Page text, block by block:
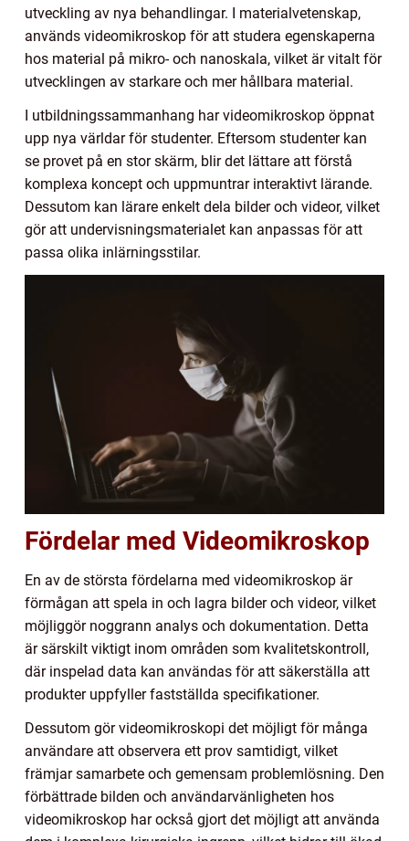
utveckling av nya behandlingar. I materialvetenskap,
används videomikroskop för att studera egenskaperna
hos material på mikro- och nanoskala, vilket är vitalt för
utvecklingen av starkare och mer hållbara material.
I utbildningssammanhang har videomikroskop öppnat
upp nya världar för studenter. Eftersom studenter kan
se provet på en stor skärm, blir det lättare att förstå
komplexa koncept och uppmuntrar interaktivt lärande.
Dessutom kan lärare enkelt dela bilder och videor, vilket
gör att undervisningsmaterialet kan anpassas för att
passa olika inlärningsstilar.
Fördelar med Videomikroskop
En av de största fördelarna med videomikroskop är
förmågan att spela in och lagra bilder och videor, vilket
möjliggör noggrann analys och dokumentation. Detta
är särskilt viktigt inom områden som kvalitetskontroll,
där inspelad data kan användas för att säkerställa att
produkter uppfyller fastställda specifikationer.
Dessutom gör videomikroskopi det möjligt för många
användare att observera ett prov samtidigt, vilket
främjar samarbete och gemensam problemlösning. Den
förbättrade bilden och användarvänligheten hos
videomikroskop har också gjort det möjligt att använda